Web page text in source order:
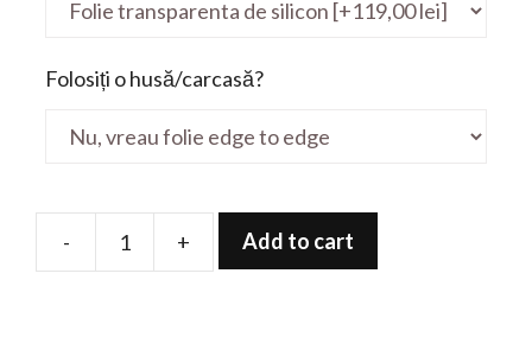
Folosiți o husă/carcasă?
-
Folie
+ Add to cart